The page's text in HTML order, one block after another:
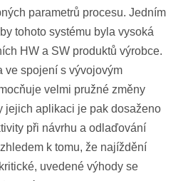
parametrů procesu. Jedním
tohoto systému byla vysoká
HW a SW produktů výrobce.
ve spojení s vývojovým
velmi pružné změny
jejich aplikaci je pak dosaženo
při návrhu a odlaďování
k tomu, že najíždění
uvedené výhody se